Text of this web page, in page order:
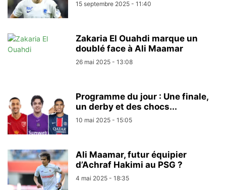
15 septembre 2025 - 11:40
Zakaria El Ouahdi marque un
doublé face à Ali Maamar
26 mai 2025 - 13:08
Programme du jour : Une finale,
un derby et des chocs...
10 mai 2025 - 15:05
Ali Maamar, futur équipier
d’Achraf Hakimi au PSG ?
4 mai 2025 - 18:35